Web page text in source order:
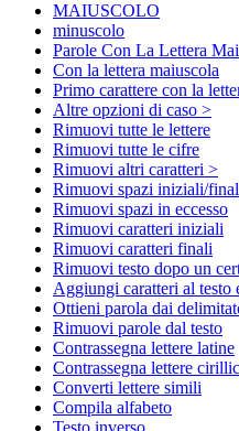
MAIUSCOLO
minuscolo
Parole Con La Lettera
Con la lettera maiuscola
Primo carattere con la
Altre opzioni di caso >
Rimuovi tutte le lettere
Rimuovi tutte le cifre
Rimuovi altri caratteri >
Rimuovi spazi iniziali/
Rimuovi spazi in eccesso
Rimuovi caratteri iniziali
Rimuovi caratteri finali
Rimuovi testo dopo un
Aggiungi caratteri al testo
Ottieni parola dai
Rimuovi parole dal testo
Contrassegna lettere latine
Contrassegna lettere
Converti lettere simili
Compila alfabeto
Testo inverso